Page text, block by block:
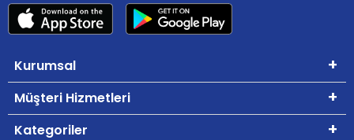
Kurumsal
Müşteri Hizmetleri
Kategoriler